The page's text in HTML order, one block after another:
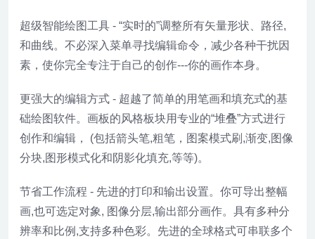
超级智能绘图工具 - “实时的”调整所有矢量形状、路径,
和曲线。不必深入菜单寻找编辑命令，减少各种干扰因
素，使你完全专注于自己的创作---你的画作本身。
更强大的编辑方式 - 超越了简单的用笔画和填充式的基
础绘图软件。画板的风格板块用专业的“堆叠”方式进行
创作和编辑， (包括箭头笔,粗笔，图案模式刷,渐变,图像
分块,图形模式化和阴影化填充,等等)。
节省工作流程 - 先进的打印和输出设置。你可导出整幅
画,也可选定对象, 图像分层,输出部分画作。具有多种分
辨率和比例,支持多种色彩。先进的全球格式可串联多个